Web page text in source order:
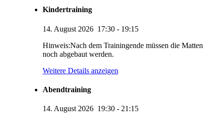
Kindertraining
14. August 2026 17:30 - 19:15
Hinweis:Nach dem Trainingende müssen die Matten
noch abgebaut werden.
Weitere Details anzeigen
Abendtraining
14. August 2026 19:30 - 21:15